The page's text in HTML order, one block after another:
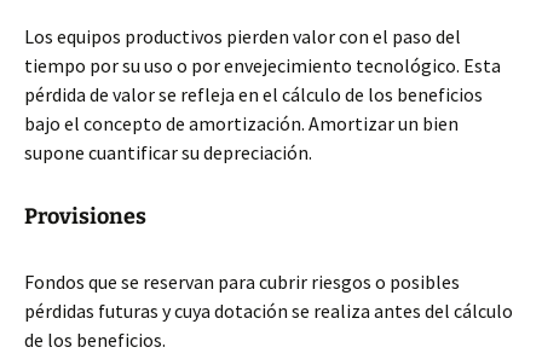
Los equipos productivos pierden valor con el paso del
tiempo por su uso o por envejecimiento tecnológico. Esta
pérdida de valor se refleja en el cálculo de los beneficios
bajo el concepto de amortización. Amortizar un bien
supone cuantificar su depreciación.
Provisiones
Fondos que se reservan para cubrir riesgos o posibles
pérdidas futuras y cuya dotación se realiza antes del cálculo
de los beneficios.